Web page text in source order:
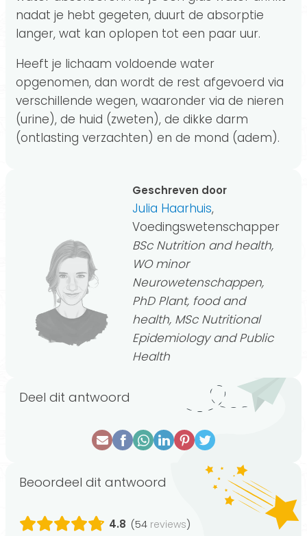
nadat je hebt gegeten, duurt de absorptie
langer, wat kan oplopen tot een paar uur.
Heeft je lichaam voldoende water
opgenomen, dan wordt de rest afgevoerd via
verschillende wegen, waaronder via de nieren
(urine), de huid (zweten), de dikke darm
(ontlasting verzachten) en de mond (adem).
Geschreven door
Julia Haarhuis,
Voedingswetenschapper
BSc Nutrition and health,
WO minor
Neurowetenschappen,
PhD Plant, food and
health, MSc Nutritional
Epidemiology and Public
Health
Deel dit antwoord
Beoordeel dit antwoord
4.8 (54 reviews)